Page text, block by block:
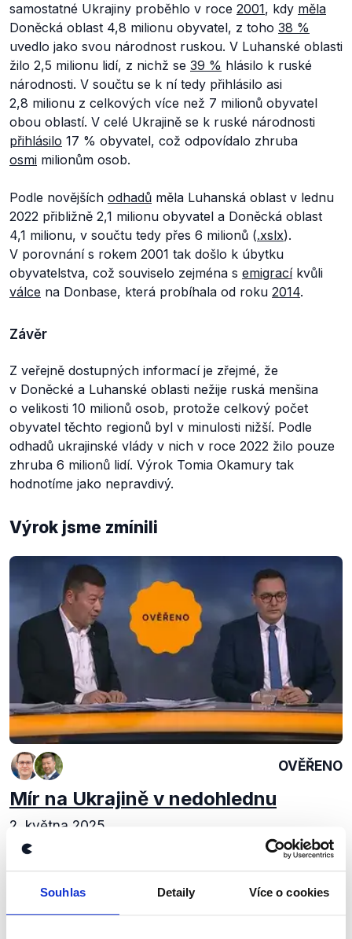
Souhlas Detaily Více o cookies
samostatné Ukrajiny proběhlo v roce 2001, kdy měla
Doněcká oblast 4,8 milionu obyvatel, z toho 38 %
uvedlo jako svou národnost ruskou. V Luhanské oblasti
žilo 2,5 milionu lidí, z nichž se 39 % hlásilo k ruské
národnosti. V součtu se k ní tedy přihlásilo asi
2,8 milionu z celkových více než 7 milionů obyvatel
obou oblastí. V celé Ukrajině se k ruské národnosti
přihlásilo 17 % obyvatel, což odpovídalo zhruba
osmi milionům osob.
Podle novějších odhadů měla Luhanská oblast v lednu
2022 přibližně 2,1 milionu obyvatel a Doněcká oblast
4,1 milionu, v součtu tedy přes 6 milionů (.xslx).
V porovnání s rokem 2001 tak došlo k úbytku
obyvatelstva, což souviselo zejména s emigracíkvůli
válce na Donbase, která probíhala od roku 2014.
Závěr
Z veřejně dostupných informací je zřejmé, že
v Doněcké a Luhanské oblasti nežije ruská menšina
o velikosti 10 milionů osob, protože celkový počet
obyvatel těchto regionů byl v minulosti nižší. Podle
odhadů ukrajinské vlády v nich v roce 2022 žilo pouze
zhruba 6 milionů lidí. Výrok Tomia Okamury tak
hodnotíme jako nepravdivý.
Výrok jsme zmínili
OVĚŘENO
Mír na Ukrajině v nedohlednu
2. května 2025
V návaznosti na telefonát mezi americkým
Události, komentáře potkali ministr zahraničí Jan
Lipavský...